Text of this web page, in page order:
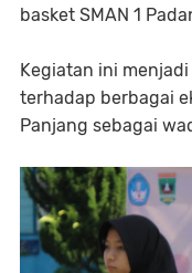
basket SMAN 1
Kegiatan ini
terhadap berbagai
Panjang sebagai